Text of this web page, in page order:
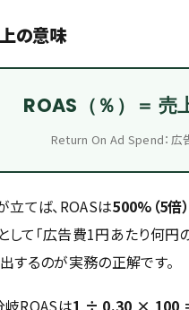
の意味
ROAS（％）＝ 売
Return On Ad Spend：広
てば、ROASは500%（5倍）
して「広告費1円あたり何
するのが実務の正解です。
岐ROASは1 ÷ 0.30 × 100